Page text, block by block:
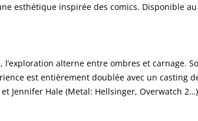
esthétique inspirée des comics. Disponible
alterne entre ombres et carnage.
est entièrement doublée avec un casting
Jennifer Hale (Metal: Hellsinger, Overwatch